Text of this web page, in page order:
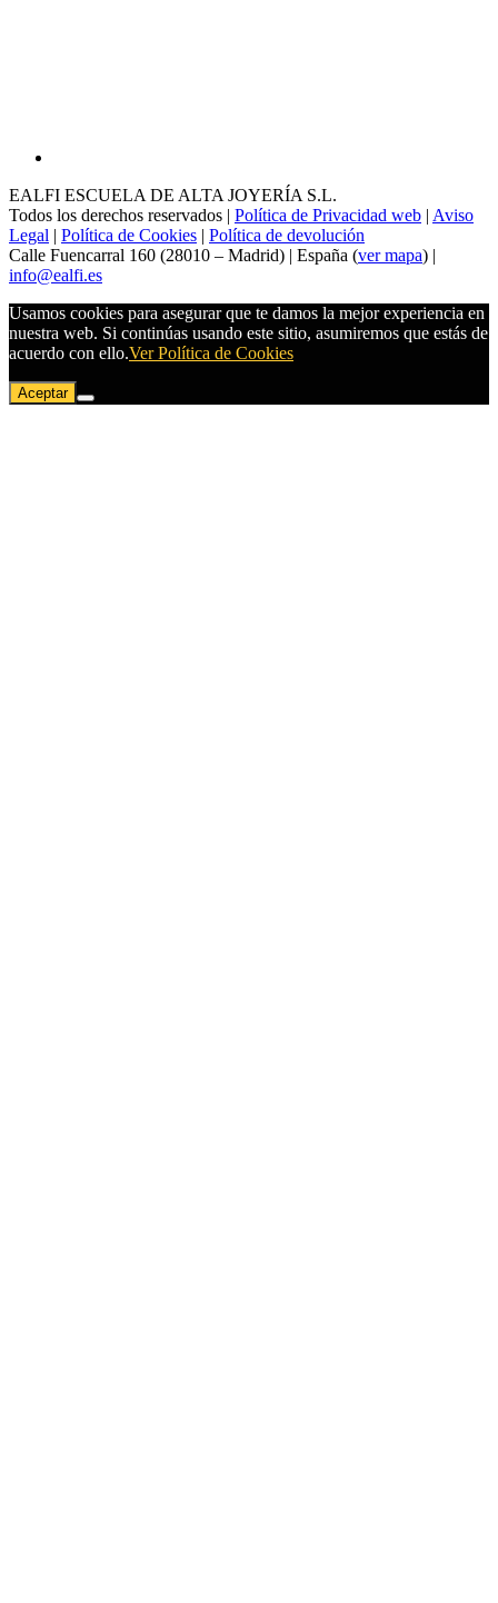
EALFI ESCUELA DE ALTA JOYERÍA S.L.
Todos los derechos reservados | Política de Privacidad web | Aviso
Legal | Política de Cookies | Política de devolución
Calle Fuencarral 160 (28010 – Madrid) | España (ver mapa) |
info@ealfi.es
Usamos cookies para asegurar que te damos la mejor experiencia en
nuestra web. Si continúas usando este sitio, asumiremos que estás de
acuerdo con ello.Ver Política de Cookies
Aceptar